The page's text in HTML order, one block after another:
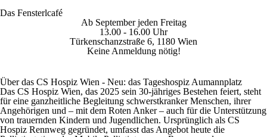
Das Fensterlcafé
Ab September jeden Freitag
13.00 - 16.00 Uhr
Türkenschanzstraße 6, 1180 Wien
Keine Anmeldung nötig!
Über das CS Hospiz Wien - Neu: das Tageshospiz Aumannplatz
Das CS Hospiz Wien, das 2025 sein 30-jähriges Bestehen feiert, steht
für eine ganzheitliche Begleitung schwerstkranker Menschen, ihrer
Angehörigen und – mit dem Roten Anker – auch für die Unterstützung
von trauernden Kindern und Jugendlichen. Ursprünglich als CS
Hospiz Rennweg gegründet, umfasst das Angebot heute die